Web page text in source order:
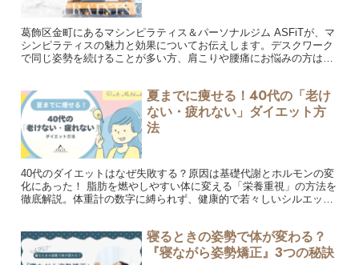
葛飾区金町にあるマシンピラティス＆パーソナルジム ASFiTが、マ
シンピラティスの魅力と効果についてお伝えします。デスクワーク
で同じ姿勢を続けることが多い方、肩こりや腰痛にお悩みの方はぜ
夏までに痩せる！40代の「老け
ない・疲れない」ダイエット方
法
40代のダイエットはなぜ失敗する？原因は基礎代謝とホルモンの変
化にあった！ 脂肪を燃やしやすい体に変える「栄養重視」の方法を
徹底解説。体重計の数字に縛られず、健康的で若々しいシルエット
寝るときの姿勢で体が変わる？
『寝ながら姿勢矯正』3つの秘訣